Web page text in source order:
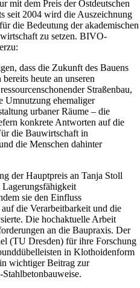
mit dem Preis der Ostdeutschen
seit 2004 wird die Auszeichnung
die Bedeutung der akademischen
zu setzen. BIVO-
dass die Zukunft des Bauens
heute an unseren
Straßenbau,
Umnutzung ehemaliger
urbaner Räume – die
konkrete Antworten auf die
die Bauwirtschaft in
die Menschen dahinter
der Hauptpreis an Tanja Stoll
sie den Einfluss
die Verarbeitbarkeit und die
Die hochaktuelle Arbeit
an die Baupraxis. Der
(TU Dresden) für ihre Forschung
in Klothoidenform
wichtiger Beitrag zur